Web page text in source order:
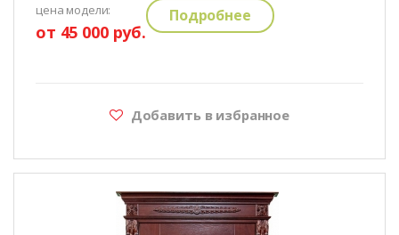
цена модели:
от 45 000 руб.
Подробнее
Добавить в избранное